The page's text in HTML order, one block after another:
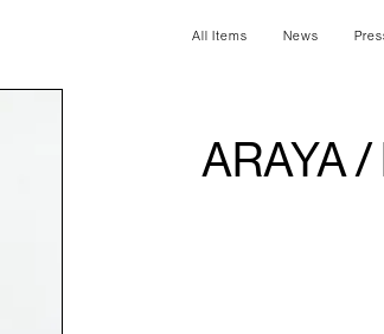
All Items News
ARAYA